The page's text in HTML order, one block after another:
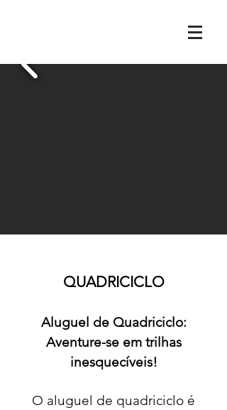
QUADRICICLO
Aluguel de Quadriciclo:
Aventure-se em trilhas
inesquecíveis!
O aluguel de quadriciclo é